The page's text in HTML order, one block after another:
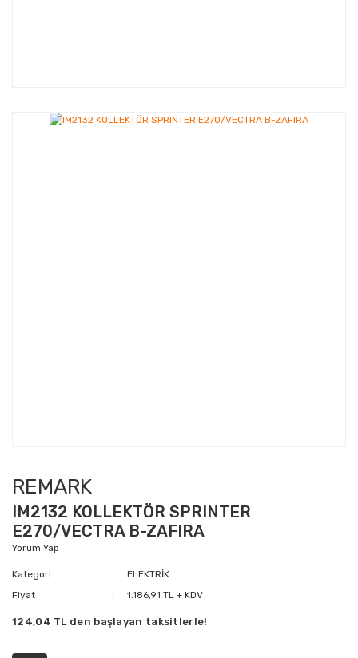
REMARK
IM2132 KOLLEKTÖR SPRINTER
E270/VECTRA B-ZAFIRA
Yorum Yap
Kategori
ELEKTRİK
Fiyat
1.186,91 TL + KDV
124,04 TL den başlayan taksitlerle!